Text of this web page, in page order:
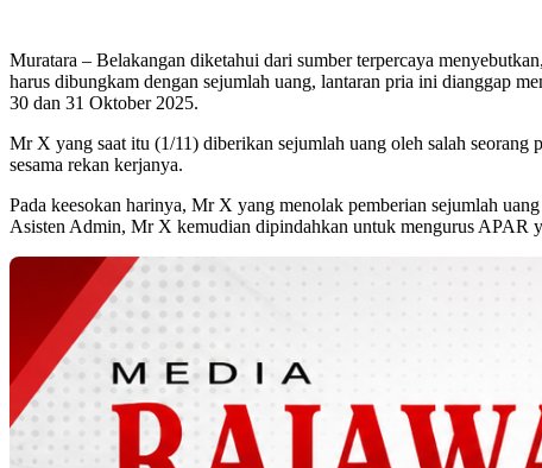
Muratara – Belakangan diketahui dari sumber terpercaya
harus dibungkam dengan sejumlah uang, lantaran pria ini dianggap
30 dan 31 Oktober 2025.
Mr X yang saat itu (1/11) diberikan sejumlah uang oleh salah
sesama rekan kerjanya.
Pada keesokan harinya, Mr X yang menolak pemberian sejumlah
Asisten Admin, Mr X kemudian dipindahkan untuk mengurus APAR